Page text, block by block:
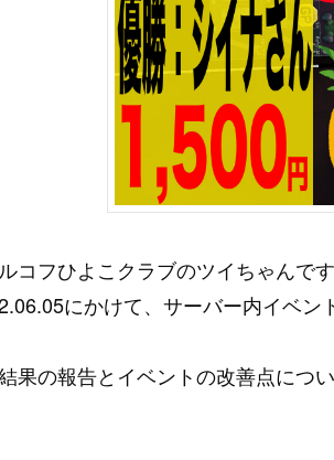
コフひよこクラブのツイちゃんです
にかけて、サーバー内イベン
果の報告とイベントの改善点につ